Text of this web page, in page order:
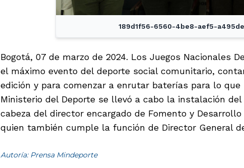
189d1f56-6560-4be8-aef5-
Bogotá, 07 de marzo de 2024. Los Juegos Nacionales
el máximo evento del deporte social comunitario,
edición y para comenzar a enrutar baterías para lo
Ministerio del Deporte se llevó a cabo la instalación
cabeza del director encargado de Fomento y
quien también cumple la función de Director General
Autoría: Prensa Mindeporte